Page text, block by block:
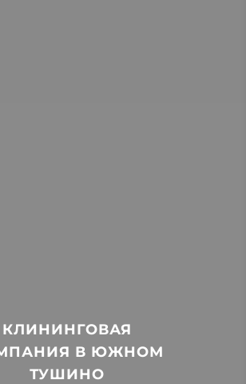
КЛИНИНГОВАЯ
В ЮЖНОМ
ТУШИНО